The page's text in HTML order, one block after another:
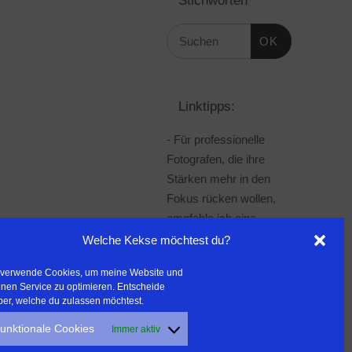
Welche Kekse möchtest du?
verwende Cookies, um meine Website und
Service zu optimieren. Entscheide
welche du zulassen möchtest.
Cookies Immer aktiv
OK
Linktipps:
- Für professionelle
Fotografen, die ihre
Stärken mehr in den
Fokus rücken wollen,
empfehle ich eine
Beratung durch Frau
Wanderfreak.de